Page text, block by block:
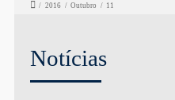
/ 2016 / Outubro / 11
Notícias